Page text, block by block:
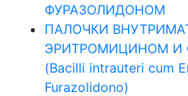
ФУРАЗОЛИДОНОМ
ПАЛОЧКИ
ЭРИТРОМИЦИНОМ И
(Bacilli intrauteri cum
Furazolidono)